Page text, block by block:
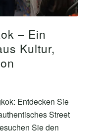
– Ein
Kultur,
Entdecken Sie
Street
Sie den